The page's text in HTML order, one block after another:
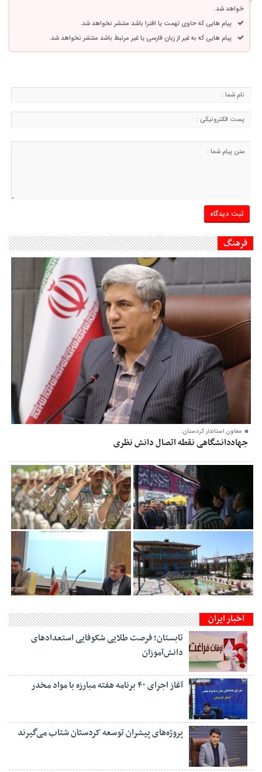
خواهد شد.
پیام هایی که حاوی تهمت یا افترا باشد منتشر نخواهد شد.
پیام هایی که به غیر از زبان فارسی یا غیر مرتبط باشد منتشر نخواهد شد.
فرهنگ
معاون‌ استاندار کردستان:
جهاددانشگاهی نقطه اتصال دانش نظری
اخبار ایران
تابستان؛ فرصت طلایی شکوفایی استعدادهای
دانش‌آموزان
آغاز اجرای ۴۰ برنامه هفته مبارزه با مواد مخدر
پروژه‌های پیشران توسعه کردستان شتاب می‌گیرند